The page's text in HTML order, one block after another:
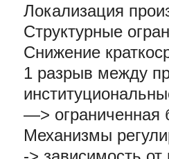
Локализация
Структурные
Снижение
1 разрыв между
—> ограниченная
Механизмы